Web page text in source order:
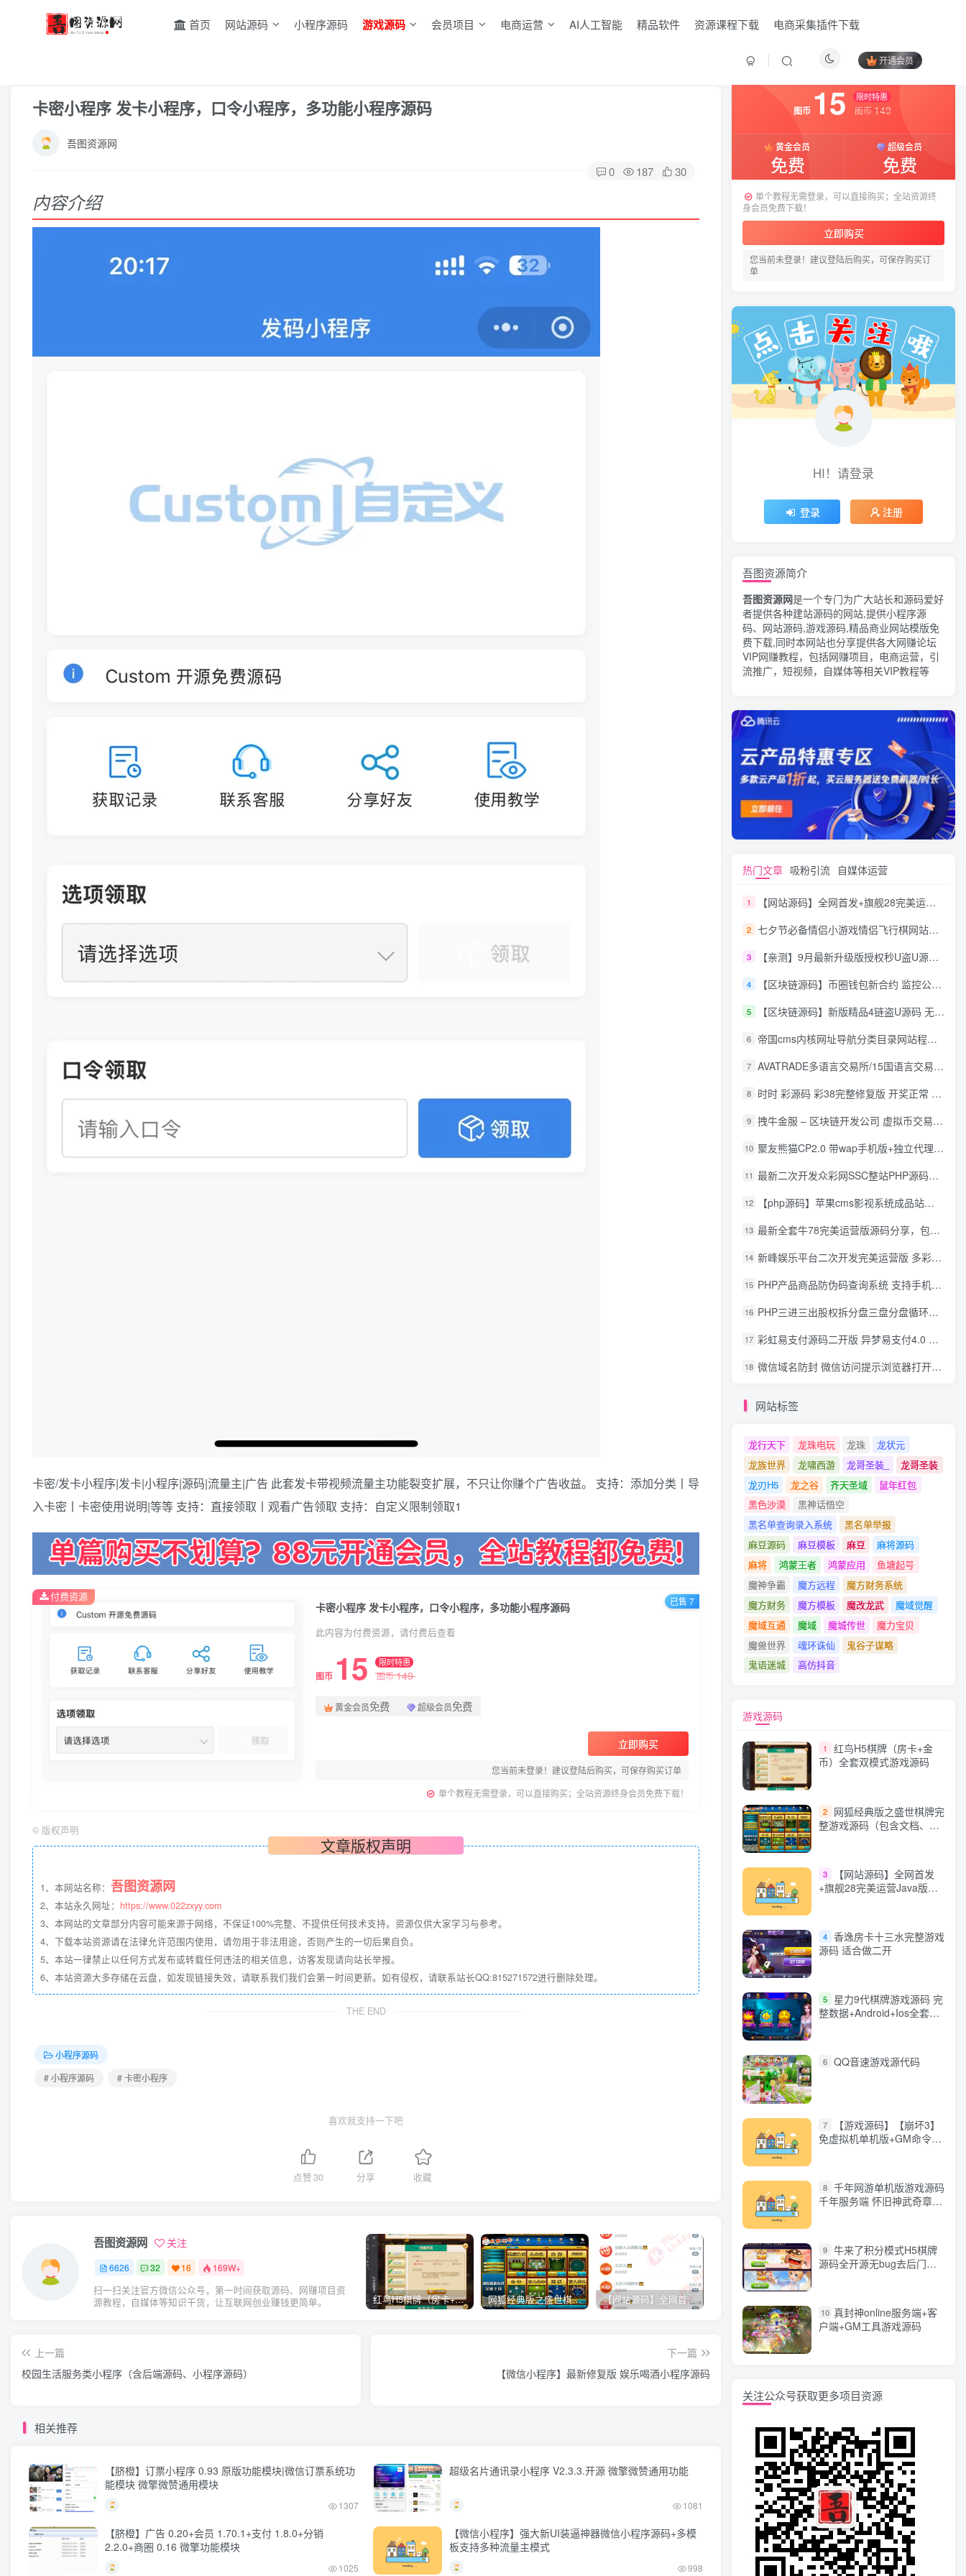
首页 网站源码 小程序源码 游戏源码 会员项目 电商运营 AI人工智能 精品软件 资源课程下载 电商采集插件下载
开通会员
卡密小程序 发卡小程序，口令小程序，多功能小程序源码
吾图资源网
0 187 30
内容介绍
卡密/发卡小程序|发卡|小程序|源码|流量主|广告 此套发卡带视频流量主功能裂变扩展，不只让你赚个广告收益。 支持：添加分类丨导
入卡密丨卡密使用说明|等等 支持：直接领取丨观看广告领取 支持：自定义限制领取1
卡密小程序 发卡小程序，口令小程序，多功能小程序源码
此内容为付费资源，请付费后查看
图币 15 限时特惠
图币149
黄金会员免费 超级会员免费
立即购买
您当前未登录！建议登陆后购买，可保存购买订单
单个教程无需登录，可以直接购买；全站资源终身会员免费下载！
付费资源 已售 7
© 版权声明
文章版权声明
1、本网站名称： 吾图资源网
2、本站永久网址： https://www.022zxyy.com
3、本网站的文章部分内容可能来源于网络，不保证100%完整、不提供任何技术支持。资源仅供大家学习与参考。
4、下载本站资源请在法律允许范围内使用，请勿用于非法用途，否则产生的一切后果自负。
5、本站一律禁止以任何方式发布或转载任何违法的相关信息，访客发现请向站长举报。
6、本站资源大多存储在云盘，如发现链接失效，请联系我们我们会第一时间更新。如有侵权，请联系站长QQ:815271572进行删除处理。
THE END
小程序源码
# 小程序源码
# 卡密小程序
喜欢就支持一下吧
点赞30 分享 收藏
吾图资源网 关注
6626 32 16 169W+
扫一扫关注官方微信公众号，第一时间获取源码、网赚项目资
源教程，自媒体等知识干货，让互联网创业赚钱更简单。
红鸟H5棋牌（房卡+金币）全套双模式游戏源码 网狐经典版之盛世棋牌完整游戏源码（包含文档、架设教程、网站、源代码等） 【网站源码】全网首发+旗舰28完美运营Java版高仿28圈+彩种丰富+机器人+眯牌
上一篇
校园生活服务类小程序（含后端源码、小程序源码）
下一篇
【微信小程序】最新修复版 娱乐喝酒小程序源码
相关推荐
【脐橙】订票小程序 0.93 原版功能模块|微信订票系统功
能模块 微擎微赞通用模块
1307
超级名片通讯录小程序 V2.3.3.开源 微擎微赞通用功能
1081
【脐橙】广告 0.20+会员 1.70.1+支付 1.8.0+分销
2.2.0+商圈 0.16 微擎功能模块
1025
【微信小程序】强大新UI装逼神器微信小程序源码+多模
板支持多种流量主模式
998
HI！请登录
登录 注册
付费资源
图币 15 限时特惠
图币 149
黄金会员
免费
超级会员
免费
单个教程无需登录，可以直接购买；全站资源终
身会员免费下载！
立即购买
您当前未登录！建议登陆后购买，可保存购买订
单
HI！请登录
登录 注册
吾图资源简介
吾图资源网是一个专门为广大站长和源码爱好
者提供各种建站源码的网站,提供小程序源
码、网站源码,游戏源码,精品商业网站模版免
费下载,同时本网站也分享提供各大网赚论坛
VIP网赚教程，包括网赚项目，电商运营，引
流推广，短视频，自媒体等相关VIP教程等
热门文章 吸粉引流 自媒体运营
1 【网站源码】全网首发+旗舰28完美运营Java版高仿28圈+彩种丰富+机器人+眯牌
2 七夕节必备情侣小游戏情侣飞行棋网站源码
3 【亲测】9月最新升级版授权秒U盗U源码/四链盗U源码/自带提币接口
4 【区块链源码】币圈钱包新合约 监控公链转账地址 尾数模拟转账数据生成 0 U攻击带安装说明
5 【区块链源码】新版精品4链盗U源码 无限开代理模式 后台 代理数据可看 包含搭建教程
6 帝国cms内核网址导航分类目录网站程序源码
7 AVATRADE多语言交易所/15国语言交易所/合约交易/期权交易/币币交易/申购/矿机/风控/前端wap/pc纯源码/带搭建教程
8 时时 彩源码 彩38完整修复版 开奖正常 带手机wap
9 拽牛金服 – 区块链开发公司 虚拟币交易系统 虚拟币交易平台开发 虚拟币ico众
10 聚友熊猫CP2.0 带wap手机版+独立代理后台+整站打包全开源
11 最新二次开发众彩网SSC整站PHP源码+WAP手机版+KJ采集器+集成云端在线充值
12 【php源码】苹果cms影视系统成品站打包+电影先生6.1.1模板优化版+15W+数据
13 最新全套牛78完美运营版源码分享，包含了资源组件+脚本程序
14 新峰娱乐平台二次开发完美运营版 多彩种多玩法 代理分红+积分兑换
15 PHP产品商品防伪码查询系统 支持手机防假验证网站建设 防伪码自动生成 批量导入
16 PHP三进三出股权拆分盘三盘分盘循环拆分系统源码
17 彩虹易支付源码二开版 异梦易支付4.0 可对接官方/易支付/码支付 去除后门 美化用户中心
18 微信域名防封 微信访问提示浏览器打开 非微信访问直接打开预防域名被封域名被封包换服务
网站标签
龙行天下 龙珠电玩 龙珠
龙状元
龙族世界
龙啸西游 龙哥圣装_
龙哥圣装
龙刃H5
龙之谷 齐天圣域
鼠年红包
黑色沙漠
黑神话悟空
黑名单查询录入系统
黑名单举报
麻豆源码
麻豆模板 麻豆
麻将源码
麻将
鸿蒙王者 鸿蒙应用
鱼塘起号
魔神争霸
魔方远程
魔方财务系统
魔方财务
魔方模板 魔改龙武
魔域觉醒
魔域互通
魔域 魔城传世
魔力宝贝
魔兽世界
魂环诛仙
鬼谷子谋略
鬼语迷城
高仿抖音
游戏源码
1
红鸟H5棋牌（房卡+金
币）全套双模式游戏源码
2
网狐经典版之盛世棋牌完
整游戏源码（包含文档、架
3
【网站源码】全网首发
+旗舰28完美运营Java版高
4 香逸房卡十三水完整游戏
源码 适合做二开
5
星力9代棋牌游戏源码 完
整数据+Android+Ios全套
6 QQ音速游戏源代码
7
【游戏源码】【崩坏3】
免虚拟机单机版+GM命令
8 千年网游单机版游戏源码
千年服务端 怀旧神武奇章一
9 牛来了积分模式H5棋牌
源码全开源无bug去后门无
10 真封神online服务端+客
户端+GM工具游戏源码
关注公众号获取更多项目资源